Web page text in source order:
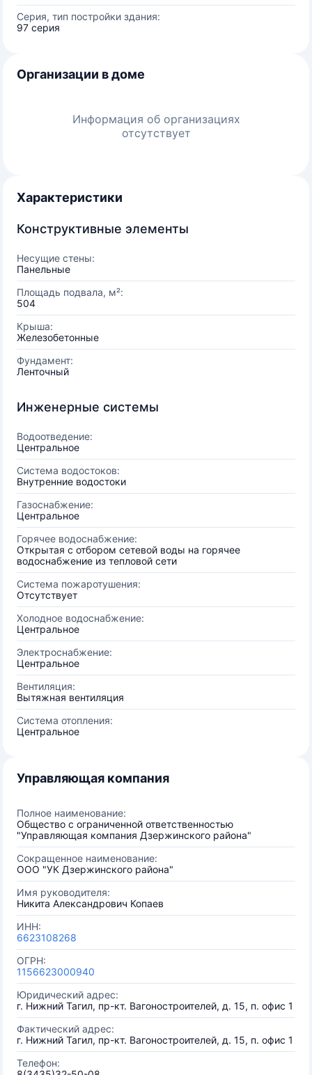
Серия, тип постройки здания:
97 серия
Организации в доме
Информация об организациях
отсутствует
Характеристики
Конструктивные элементы
Несущие стены:
Панельные
Площадь подвала, м²:
504
Крыша:
Железобетонные
Фундамент:
Ленточный
Инженерные системы
Водоотведение:
Центральное
Система водостоков:
Внутренние водостоки
Газоснабжение:
Центральное
Горячее водоснабжение:
Открытая с отбором сетевой воды на горячее
водоснабжение из тепловой сети
Система пожаротушения:
Отсутствует
Холодное водоснабжение:
Центральное
Электроснабжение:
Центральное
Вентиляция:
Вытяжная вентиляция
Система отопления:
Центральное
Управляющая компания
Полное наименование:
Общество с ограниченной ответственностью
"Управляющая компания Дзержинского района"
Сокращенное наименование:
ООО "УК Дзержинского района"
Имя руководителя:
Никита Александрович Копаев
ИНН:
6623108268
ОГРН:
1156623000940
Юридический адрес:
г. Нижний Тагил, пр-кт. Вагоностроителей, д. 15, п. офис 1
Фактический адрес:
г. Нижний Тагил, пр-кт. Вагоностроителей, д. 15, п. офис 1
Телефон: